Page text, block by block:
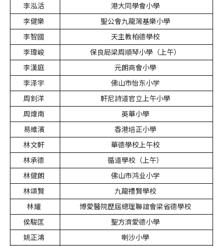
李泓活
港大同學會小學
李健樂
聖公會九龍灣基樂小學
李智國
天主教柏德學校
李瑋峻
保良局梁周順琴小學（上午）
李漢庭
元朗商會小學
李泽宇
佛山市怡东小学
周釗洋
軒尼詩道官立上午小學
周煒南
英華小學
易維濱
香港培正小學
林文軒
華德學校上午校
林承德
循道學校（上午）
林健朗
佛山市鸿业小学
林頌賢
九龍禮賢學校
林耀
博愛醫院歷屆總理聯誼會梁省德學校
侯駿匡
聖方濟愛德小學
姚正鴻
喇沙小學